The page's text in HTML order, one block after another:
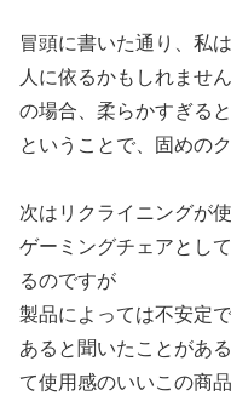
冒頭に書いた通り、私
人に依るかもしれませ
の場合、柔らかすぎる
ということで、固めの
次はリクライニングが
ゲーミングチェアとし
るのですが
製品によっては不安定
あると聞いたことがあ
て使用感のいいこの商